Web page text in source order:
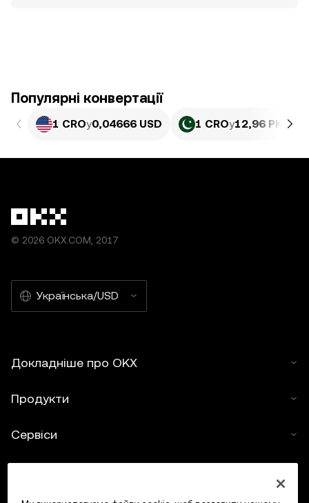
Популярні конвертації
1 CROу0,04666 USD 1 CROу12,96 PKR
© 2026 OKX.COM, 2017
Українська/USD
Докладніше про OKX
Продукти
Сервіси